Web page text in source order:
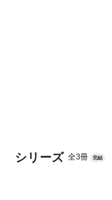
シリーズ 全3冊 完結